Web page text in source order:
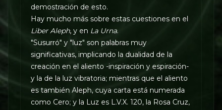
demostración de esto.
Hay mucho más sobre estas cuestiones en el
Liber Aleph, y en La Urna.
"Susurró" y "luz" son palabras muy
significativas, implicando la dualidad de la
creación en el aliento -inspiración y espiración-
y la de la luz vibratoria; mientras que el aliento
es también Aleph, cuya carta está numerada
como Cero; y la Luz es L.V.X. 120, la Rosa Cruz,